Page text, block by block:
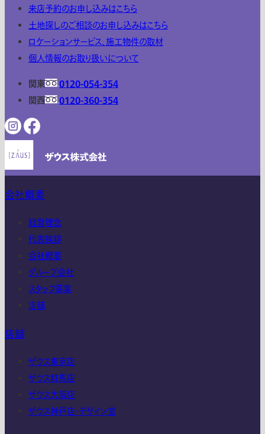
来店予約のお申し込みはこちら
土地探しのご相談のお申し込みはこちら
ロケーションサービス、施工物件の取材
個人情報のお取り扱いについて
関東
0120-054-354
関西
0120-360-354
会社概要
経営理念
代表挨拶
会社概要
グループ会社
スタッフ募集
店舗
店舗
ザウス東京店
ザウス群馬店
ザウス大阪店
ザウス神戸店・デザイン室